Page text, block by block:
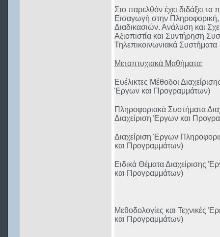
Στο παρελθόν έχει διδάξει
Εισαγωγή στην
Διαδικασιών. Ανάλυση και
Αξιοπιστία και Συντήρηση
Τηλεπικοινωνιακά Συστήματα
Μεταπτυχιακά Μαθήματα:
Ευέλικτες Μέθοδοι
Έργων και Προγραμμάτων)
Πληροφοριακά Συστήματα
Διαχείριση Έργων και
Διαχείριση Έργων
και Προγραμμάτων)
Ειδικά Θέματα Διαχείρισης
και Προγραμμάτων)
Μεθοδολογίες και Τεχνικές
και Προγραμμάτων)